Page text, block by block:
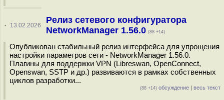
· 13.02.2026
Релиз сетевого конфигуратора
NetworkManager 1.56.0 (88 +14)
Опубликован стабильный релиз интерфейса для упрощения
настройки параметров сети - NetworkManager 1.56.0.
Плагины для поддержки VPN (Libreswan, OpenConnect,
Openswan, SSTP и др.) развиваются в рамках собственных
циклов разработки...
(88 +14) обсуждение | весь текст